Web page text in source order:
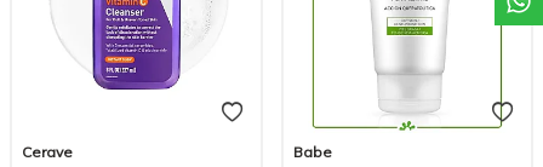
Cerave
Babe